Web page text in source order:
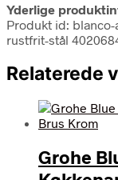
Yderlige
Produkt id:
rustfrit-stål
Relaterede
Grohe